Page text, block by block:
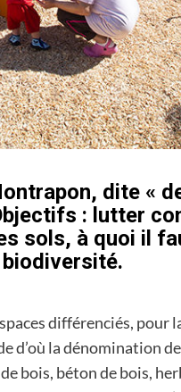
dite «
: lutter
sols, à quoi il
différenciés, pour
la dénomination
bois, béton de bois,